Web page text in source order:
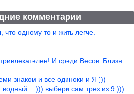
комментарии
что одному то и жить легче.
И среди Весов, Близнецов встреч
знаком и все одиноки и Я )))
))) выбери сам трех из 9 )))